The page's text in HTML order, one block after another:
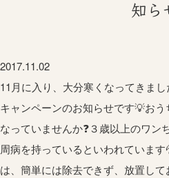
知ら
2017.11.02
11月に入り、大分寒くなってきま
キャンペーンのお知らせです💡お
なっていませんか❓３歳以上のワ
周病を持っているといわれていま
は、簡単には除去できず、放置し